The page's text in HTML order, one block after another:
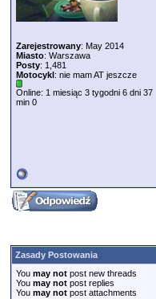
Zarejestrowany: May 2014
Miasto: Warszawa
Posty: 1,481
Motocykl: nie mam AT jeszcze
Online: 1 miesiąc 3 tygodni 6 dni 37
min 0
Zasady Postowania
You may not post new threads
You may not post replies
You may not post attachments